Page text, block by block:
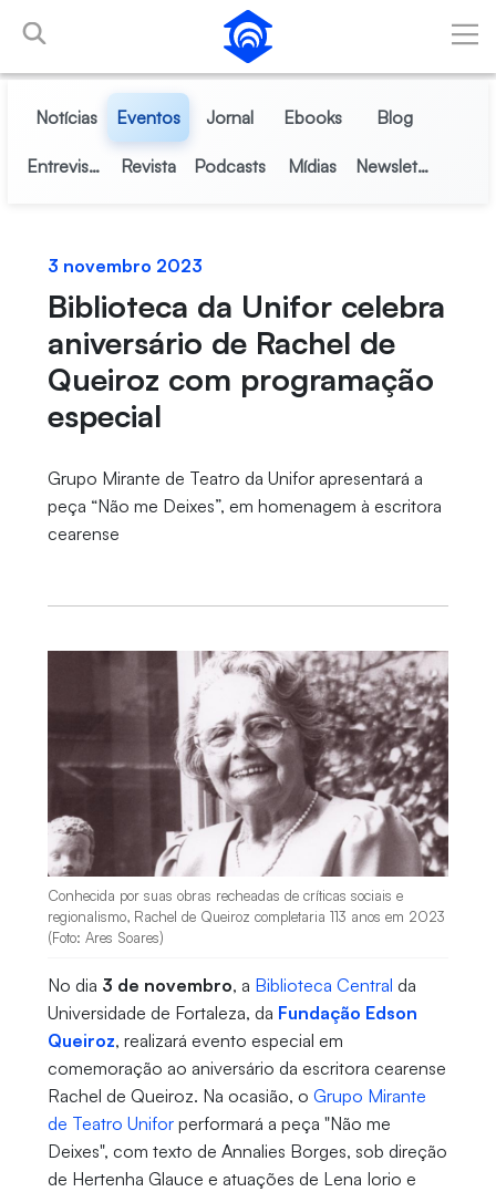
Pular para o Conteúdo principal
Notícias Eventos Jornal Ebooks Blog
Entrevistas Revista Podcasts Mídias Newsletter
3 novembro 2023
Biblioteca da Unifor celebra
aniversário de Rachel de
Queiroz com programação
especial
Grupo Mirante de Teatro da Unifor apresentará a
peça “Não me Deixes”, em homenagem à escritora
cearense
Conhecida por suas obras recheadas de críticas sociais e
regionalismo, Rachel de Queiroz completaria 113 anos em 2023
(Foto: Ares Soares)
No dia 3 de novembro, a Biblioteca Central da
Universidade de Fortaleza, da Fundação Edson
Queiroz, realizará evento especial em
comemoração ao aniversário da escritora cearense
Rachel de Queiroz. Na ocasião, o Grupo Mirante
de Teatro Uniforperformará a peça "Não me
Deixes", com texto de Annalies Borges, sob direção
de Hertenha Glauce e atuações de Lena Iorio e